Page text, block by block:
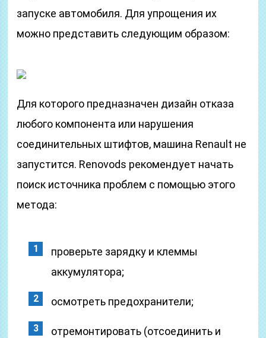
запуске автомобиля. Для упрощения их
можно представить следующим образом:
Для которого предназначен дизайн отказа
любого компонента или нарушения
соединительных штифтов, машина Renault не
запустится. Renovods рекомендует начать
поиск источника проблем с помощью этого
метода:
проверьте зарядку и клеммы
аккумулятора;
осмотреть предохранители;
отремонтировать (отсоединить и